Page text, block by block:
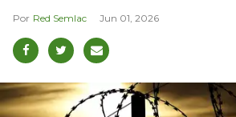
Red Semlac Jun 01, 2026